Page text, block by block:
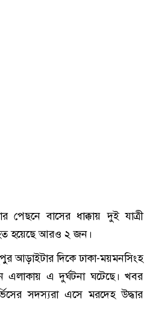
পেছনে বাসের ধাক্কায় দুই যাত্রী
হয়েছে আরও ২ জন।
দিকে ঢাকা-ময়মনসিংহ
এলাকায় এ দুর্ঘটনা ঘটেছে। খবর
সদস্যরা এসে মরদেহ উদ্ধার